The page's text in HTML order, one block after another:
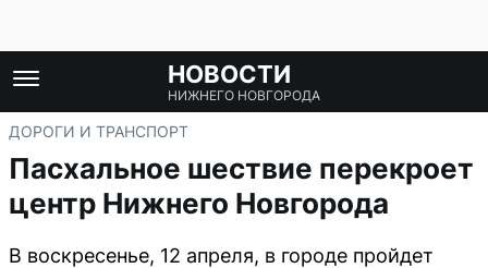
НОВОСТИ
НИЖНЕГО НОВГОРОДА
ДОРОГИ И ТРАНСПОРТ
Пасхальное шествие перекроет
центр Нижнего Новгорода
В воскресенье, 12 апреля, в городе пройдет